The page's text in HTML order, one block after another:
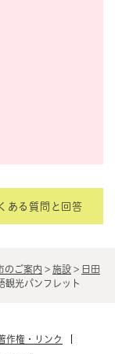
のご案内 > 施設 > 日田
観光パンフレット
ある質問と回答
作権・リンク